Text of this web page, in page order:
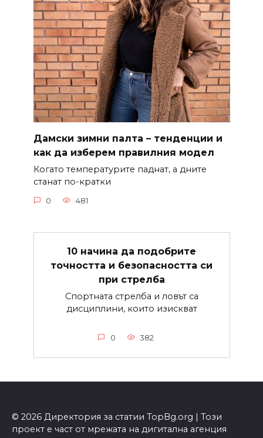
Дамски зимни палта – тенденции и
как да изберем правилния модел
Когато температурите паднат, а дните
станат по-кратки
0 481
10 начина да подобрите
точността и безопасността си
при стрелба
Спортната стрелба и ловът са
дисциплини, които изискват
0 382
© 2026 Директория за статии TopBg.org | Този
проект е част от мрежата на дигитална агенция